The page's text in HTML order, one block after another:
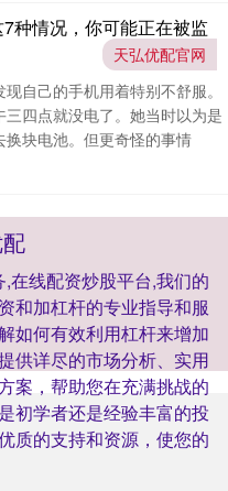
种情况，你可能正在被监
天弘优配官网
自己的手机用着特别不舒服。
四点就没电了。她当时以为是
块电池。但更奇怪的事情
在线配资炒股平台,我们的
和加杠杆的专业指导和服
如何有效利用杠杆来增加
供详尽的市场分析、实用
案，帮助您在充满挑战的
初学者还是经验丰富的投
质的支持和资源，使您的